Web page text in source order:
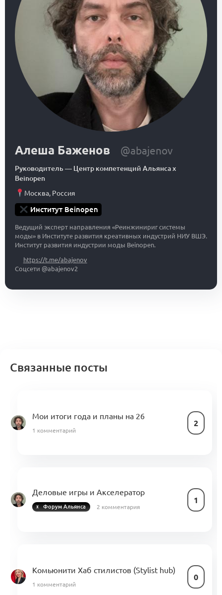
Алеша Баженов @abajenov
Руководитель— Центр компетенций Альянса x
Beinopen
Москва, Россия
Институт Beinopen
Ведущий эксперт направления «Реинжинириг системы
моды» в Институте развития креативных индустрий НИУ ВШЭ.
Институт развития индустрии моды Beinopen.
https://t.me/abajenov
Соцсети @abajenov2
Связанные посты
Мои итоги года и планы на 26
2
1 комментарий
Деловые игры и Акселератор
1
Форум Альянса 2 комментария
Комьюнити Хаб стилистов (Stylist hub)
0
1 комментарий